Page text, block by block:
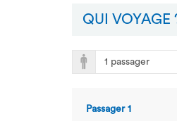
QUI VOYAGE
Passager 1